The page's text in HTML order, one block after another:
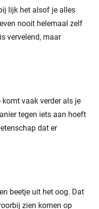
lijk het alsof je alles
nooit helemaal zelf
vervelend, maar
vaak verder als je
tegen iets aan hoeft
dat er
beetje uit het oog. Dat
zien komen op